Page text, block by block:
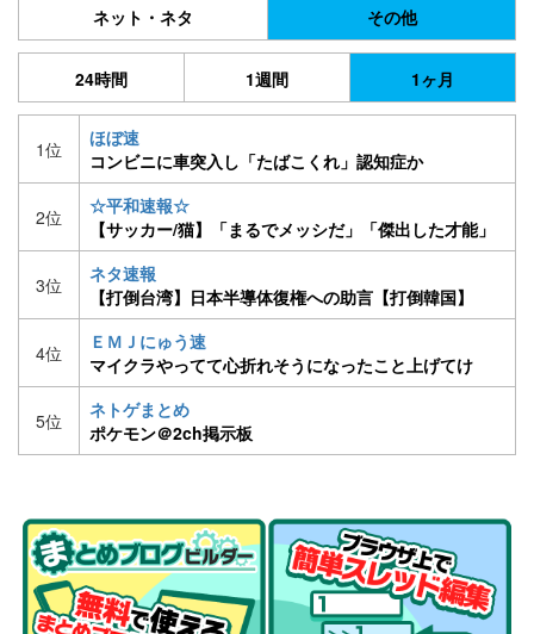
ネット・ネタ その他
24時間 1週間 1ヶ月
1位
ほぼ速
コンビニに車突入し「たばこくれ」認知症か
2位
☆平和速報☆
【サッカー/猫】「まるでメッシだ」「傑出した才能」
バイエルンが試合中に乱入したネコをMOMに！
3位
ネタ速報
【打倒台湾】日本半導体復権への助言【打倒韓国】
4位
ＥＭＪにゅう速
マイクラやってて心折れそうになったこと上げてけ
5位
ネトゲまとめ
ポケモン＠2ch掲示板